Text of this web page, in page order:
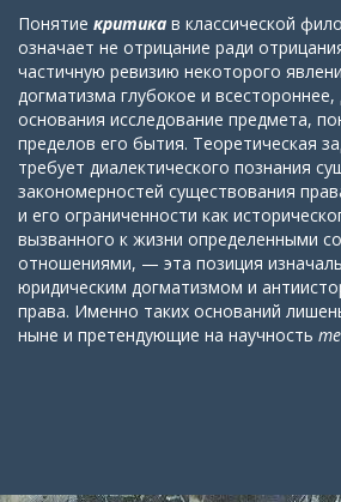
Понятие критика в классической
означает не отрицание ради
частичную ревизию некоторого
догматизма глубокое и
основания исследование предмета,
пределов его бытия. Теоретическая
требует диалектического познания
закономерностей существования
и его ограниченности как
вызванного к жизни определенными
отношениями, — эта позиция
юридическим догматизмом и
права. Именно таких оснований
ныне и претендующие на научность